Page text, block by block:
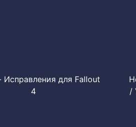
Исправления для Fallout
4
/